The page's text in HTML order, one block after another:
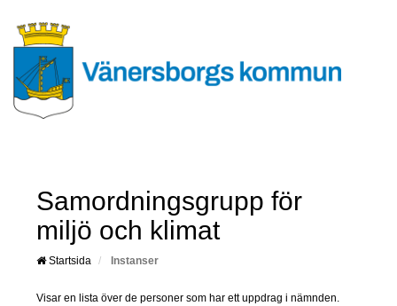
Samordningsgrupp för
miljö och klimat
Startsida Instanser
Visar en lista över de personer som har ett uppdrag i nämnden.